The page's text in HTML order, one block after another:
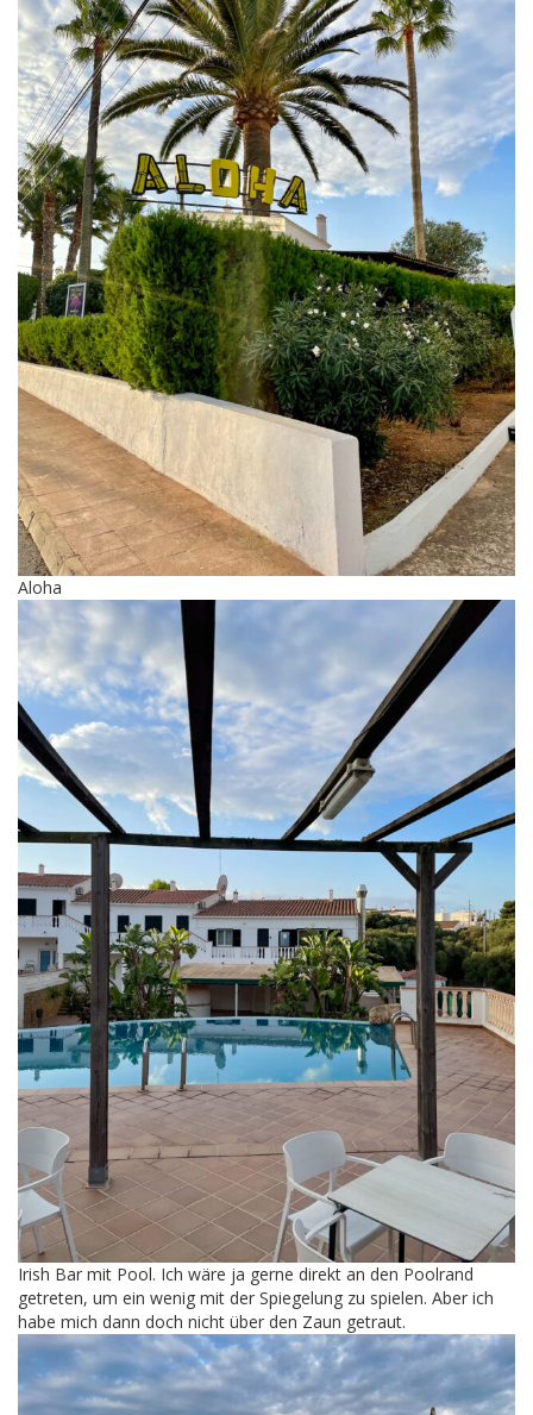
Aloha
Irish Bar mit Pool. Ich wäre ja gerne direkt an den Poolrand
getreten, um ein wenig mit der Spiegelung zu spielen. Aber ich
habe mich dann doch nicht über den Zaun getraut.